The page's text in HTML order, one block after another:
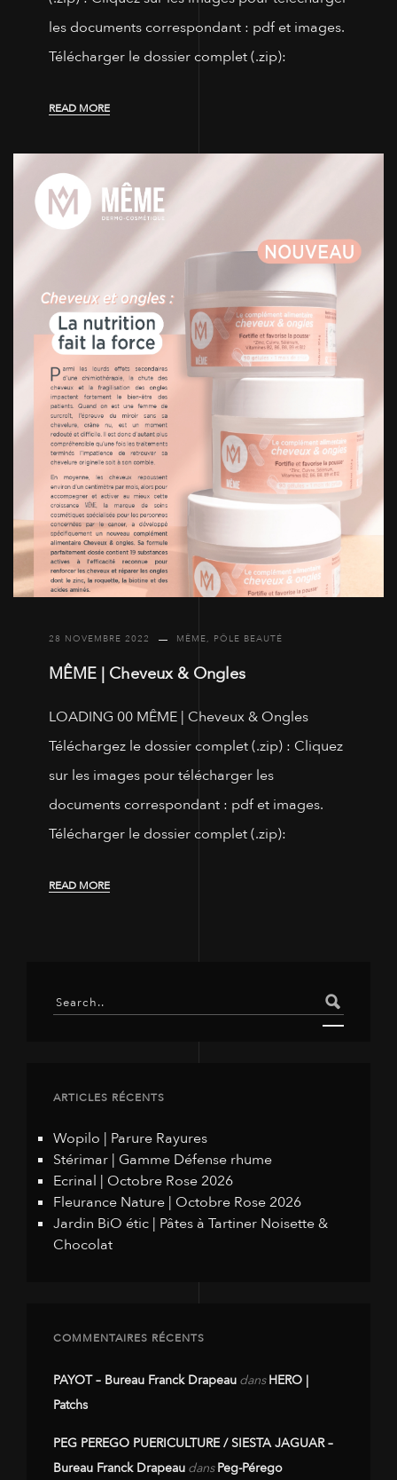
les documents correspondant : pdf et images.
Télécharger le dossier complet (.zip):
READ MORE
28 NOVEMBRE 2022 MÊME, PÔLE BEAUTÉ
MÊME | Cheveux & Ongles
LOADING 00 MÊME | Cheveux & Ongles
Téléchargez le dossier complet (.zip) : Cliquez
sur les images pour télécharger les
documents correspondant : pdf et images.
Télécharger le dossier complet (.zip):
READ MORE
ARTICLES RÉCENTS
Wopilo | Parure Rayures
Stérimar | Gamme Défense rhume
Ecrinal | Octobre Rose 2026
Fleurance Nature | Octobre Rose 2026
Jardin BiO étic | Pâtes à Tartiner Noisette &
Chocolat
COMMENTAIRES RÉCENTS
PAYOT – Bureau Franck Drapeau dansHERO |
Patchs
PEG PEREGO PUERICULTURE / SIESTA JAGUAR –
Bureau Franck Drapeau dansPeg-Pérego